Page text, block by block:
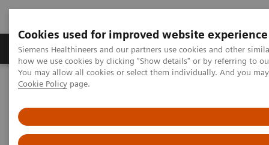
Cookies used for improved website experience
Siemens Healthineers and our partners use cookies and other
how we use cookies by clicking "Show details" or by referring to
You may allow all cookies or select them individually. And you
Cookie Policy page.
Productos y servicios Especialidades clínicas
Home Diagnóstico médico por imagen